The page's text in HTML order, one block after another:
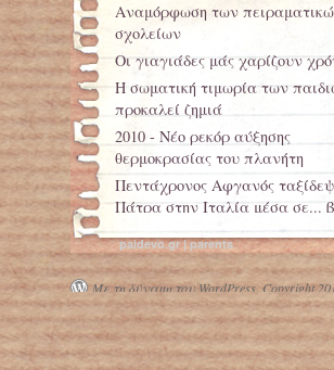
Αναμόρφωση των
σχολείων
Οι γιαγιάδες μάς χαρίζουν
Η σωματική τιμωρία των
προκαλεί ζημιά
2010 - Νέο ρεκόρ αύξησης
θερμοκρασίας του πλανήτη
Πεντάχρονος Αφγανός
Πάτρα στην Ιταλία μέσα σε...
paidevo.gr | parents
Με τη δύναμη του WordPress. Copyright